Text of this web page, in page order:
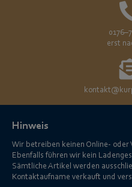
erst
Hinweis
Wir betreiben keinen Online- oder
Ebenfalls führen wir kein
Sämtliche Artikel werden
Kontaktaufname verkauft und